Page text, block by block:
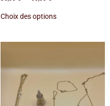
Choix des options